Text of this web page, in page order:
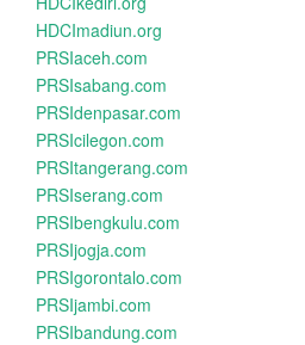
HDCImadiun.org
PRSIaceh.com
PRSIsabang.com
PRSIdenpasar.com
PRSIcilegon.com
PRSItangerang.com
PRSIserang.com
PRSIbengkulu.com
PRSIjogja.com
PRSIgorontalo.com
PRSIjambi.com
PRSIbandung.com